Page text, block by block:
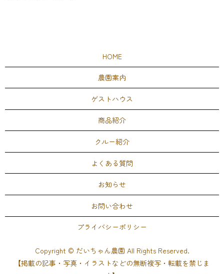
HOME
農園案内
ゲストハウス
商品紹介
クルー紹介
よくある質問
お知らせ
お問い合わせ
プライバシーポリシー
Copyright © だいちゃん農園 All Rights Reserved.
【掲載の記事・写真・イラストなどの無断複写・転載を禁じま